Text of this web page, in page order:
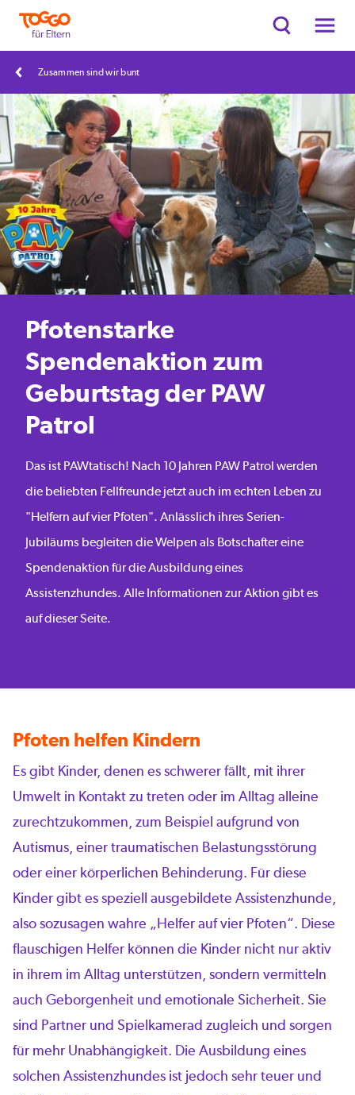
Zusammen sind wir bunt
Pfotenstarke
Spendenaktion zum
Geburtstag der PAW
Patrol
Das ist PAWtatisch! Nach 10 Jahren PAW Patrol werden
die beliebten Fellfreunde jetzt auch im echten Leben zu
"Helfern auf vier Pfoten". Anlässlich ihres Serien-
Jubiläums begleiten die Welpen als Botschafter eine
Spendenaktion für die Ausbildung eines
Assistenzhundes. Alle Informationen zur Aktion gibt es
auf dieser Seite.
Pfoten helfen Kindern
Es gibt Kinder, denen es schwerer fällt, mit ihrer
Umwelt in Kontakt zu treten oder im Alltag alleine
zurechtzukommen, zum Beispiel aufgrund von
Autismus, einer traumatischen Belastungsstörung
oder einer körperlichen Behinderung. Für diese
Kinder gibt es speziell ausgebildete Assistenzhunde,
also sozusagen wahre „Helfer auf vier Pfoten“. Diese
flauschigen Helfer können die Kinder nicht nur aktiv
in ihrem im Alltag unterstützen, sondern vermitteln
auch Geborgenheit und emotionale Sicherheit. Sie
sind Partner und Spielkamerad zugleich und sorgen
für mehr Unabhängigkeit. Die Ausbildung eines
solchen Assistenzhundes ist jedoch sehr teuer und